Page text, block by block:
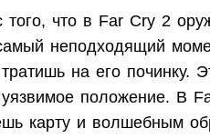
того, что в Far Cry 2
неподходящий
на его починку.
уязвимое положение. В
карту и волшебным